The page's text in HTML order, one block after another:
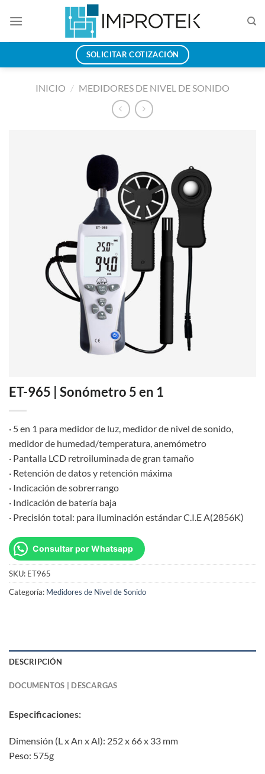
SOLICITAR COTIZACIÓN
INICIO / MEDIDORES DE NIVEL DE SONIDO
ET-965 | Sonómetro 5 en 1
· 5 en 1 para medidor de luz, medidor de nivel de sonido,
medidor de humedad/temperatura, anemómetro
· Pantalla LCD retroiluminada de gran tamaño
· Retención de datos y retención máxima
· Indicación de sobrerrango
· Indicación de batería baja
· Precisión total: para iluminación estándar C.I.E A(2856K)
Consultar por Whatsapp
SKU: ET965
Categoría: Medidores de Nivel de Sonido
DESCRIPCIÓN
DOCUMENTOS | DESCARGAS
Especificaciones:
Dimensión (L x An x Al): 252 x 66 x 33 mm
Peso: 575g